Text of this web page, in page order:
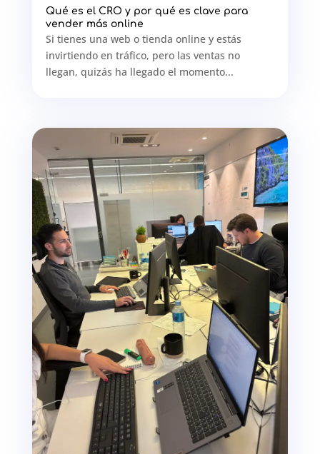
Qué es el CRO y por qué es clave para
vender más online
Si tienes una web o tienda online y estás
invirtiendo en tráfico, pero las ventas no
llegan, quizás ha llegado el momento...